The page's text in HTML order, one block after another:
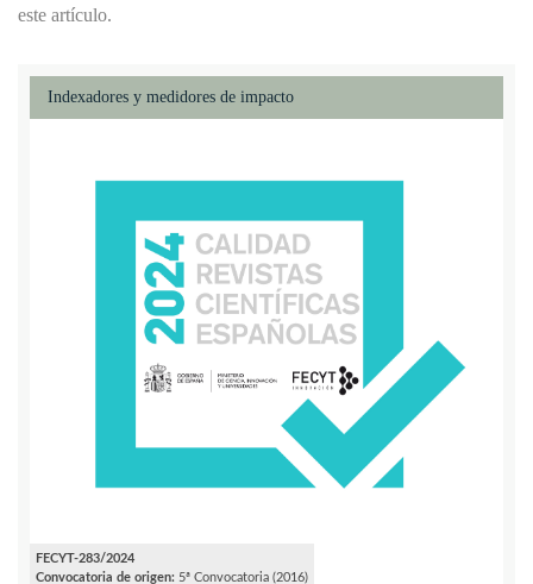
este artículo.
Indexadores y medidores de impacto